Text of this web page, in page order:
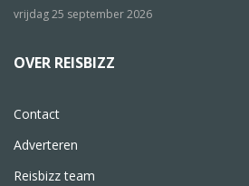
vrijdag 25 september 2026
OVER REISBIZZ
Contact
Adverteren
Reisbizz team